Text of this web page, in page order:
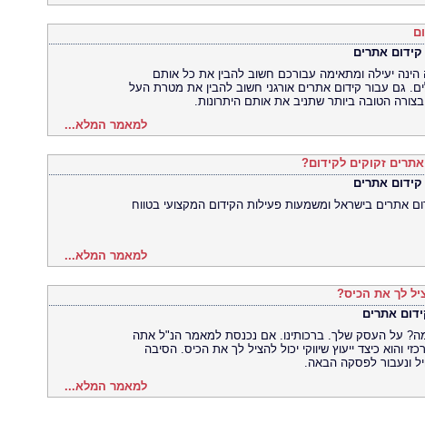
קידום אתרים
יעילה ומתאימה עבורכם חשוב להבין את כל אותם
גם עבור קידום אתרים אורגני חשוב להבין את מטרת העל
בצורה הטובה ביותר שתניב את אותם היתרונות.
למאמר המלא...
זקוקים לקידום?
קידום אתרים
אתרים בישראל ומשמעות פעילות הקידום המקצועי בטווח
למאמר המלא...
לך את הכיס?
אתרים
על העסק שלך. ברכותינו. אם נכנסת למאמר הנ"ל אתה
והוא כיצד ייעוץ שיווקי יכול להציל לך את הכיס. הסיבה
ונעבור לפסקה הבאה.
למאמר המלא...